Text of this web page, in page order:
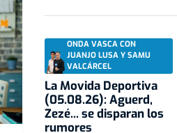
ONDA VASCA CON
JUANJO LUSA Y SAMU
VALCÁRCEL
La Movida Deportiva
(05.08.26): Aguerd,
Zezé... se disparan los
rumores